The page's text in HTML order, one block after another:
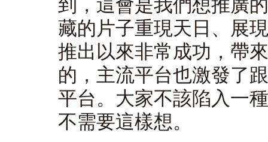
到，這會是我們想推廣
藏的片子重現天日、展
推出以來非常成功，帶
的，主流平台也激發了
平台。大家不該陷入一
不需要這樣想。